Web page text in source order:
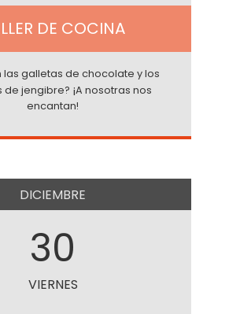
DE COCINA
las galletas de chocolate y los
de jengibre? ¡A nosotras nos
encantan!
DICIEMBRE
30
VIERNES